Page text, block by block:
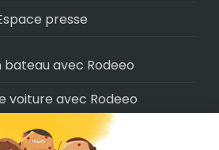
presse
bateau avec Rodeeo
voiture avec Rodeeo
moto avec Rodeeo